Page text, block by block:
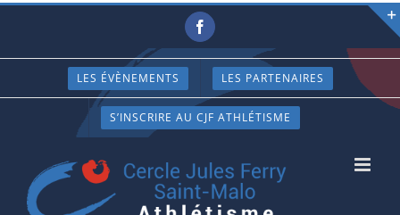
Passer
contenu
Facebook
LES ÉVÈNEMENTS LES PARTENAIRES
S’INSCRIRE AU CJF ATHLÉTISME